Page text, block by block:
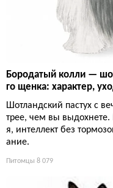
Бородатый колли —
го щенка: характер,
Шотландский пастух с
трее, чем вы
я, интеллект без
ание.
Питомцы 8 079